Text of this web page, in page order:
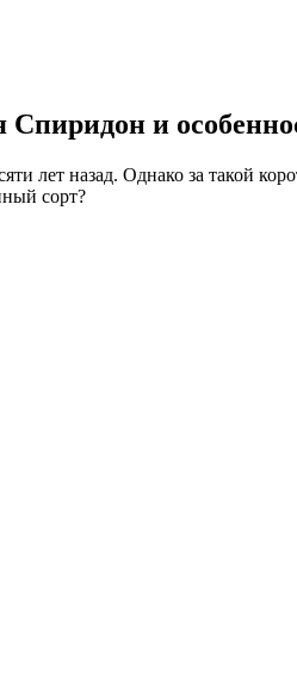
Спиридон и
лет назад. Однако за такой
сорт?